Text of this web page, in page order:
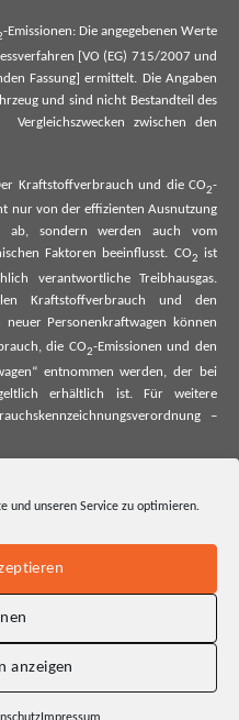
und unseren Service zu optimieren.
anzeigen
-Emissionen: Die angegebenen Werte
[VO (EG) 715/2007 und
Fassung] ermittelt. Die Angaben
und sind nicht Bestandteil des
zwischen den
Kraftstoffverbrauch und die CO2-
nur von der effizienten Ausnutzung
ab, sondern werden auch vom
Faktoren beeinflusst. CO2
ist
verantwortliche Treibhausgas.
Kraftstoffverbrauch und den
neuer Personenkraftwagen können
die CO2-Emissionen und den
entnommen werden, der bei
erhältlich ist. Für weitere
–
ggf. zum Stromverbrauch neuer
und den offiziellen Stromverbrauch
ist an allen Verkaufsstellen und bei
unentgeltlich erhältlich, sowie